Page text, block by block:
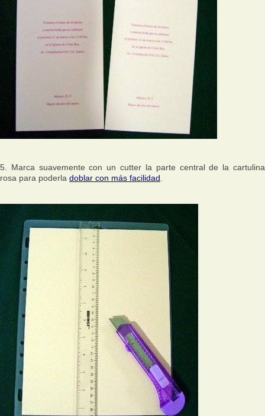
5. Marca suavemente con un cutter la parte central de la cartulina
rosa para poderla doblar con más facilidad